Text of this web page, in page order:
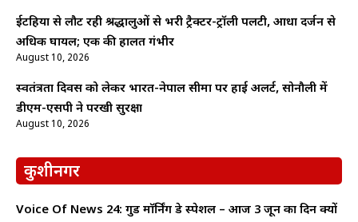
ईटहिया से लौट रही श्रद्धालुओं से भरी ट्रैक्टर-ट्रॉली पलटी, आधा दर्जन से
अधिक घायल; एक की हालत गंभीर
August 10, 2026
स्वतंत्रता दिवस को लेकर भारत-नेपाल सीमा पर हाई अलर्ट, सोनौली में
डीएम-एसपी ने परखी सुरक्षा
August 10, 2026
कुशीनगर
Voice Of News 24: गुड माॅर्निंग डे स्पेशल – आज 3 जून का दिन क्यों